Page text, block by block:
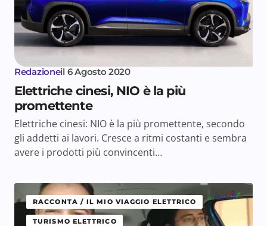
Redazioneil 6 Agosto 2020
Elettriche cinesi, NIO è la più
promettente
Elettriche cinesi: NIO è la più promettente, secondo
gli addetti ai lavori. Cresce a ritmi costanti e sembra
avere i prodotti più convincenti…
RACCONTA / IL MIO VIAGGIO ELETTRICO
TURISMO ELETTRICO